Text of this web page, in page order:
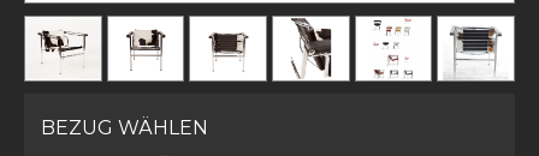
BEZUG WÄHLEN